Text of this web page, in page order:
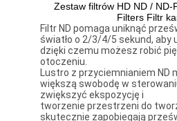
Zestaw filtrów HD ND / ND-
Filters Filtr
Filtr ND pomaga uniknąć
światło o 2/3/4/5 sekund, aby
dzięki czemu możesz robić
otoczeniu.
Lustro z przyciemnianiem ND
większą swobodę w
zwiększyć ekspozycję i
tworzenie przestrzeni do
skutecznie zapobiegają